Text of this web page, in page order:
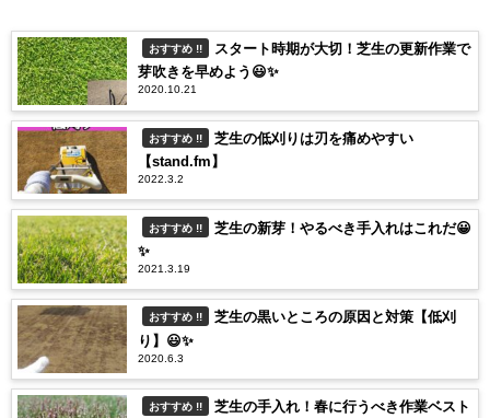
おすすめ !!
スタート時期が大切！芝生の更新作業で
芽吹きを早めよう😃✨
2020.10.21
おすすめ !!
芝生の低刈りは刃を痛めやすい
【stand.fm】
2022.3.2
おすすめ !!
芝生の新芽！やるべき手入れはこれだ😀
✨
2021.3.19
おすすめ !!
芝生の黒いところの原因と対策【低刈
り】😃✨
2020.6.3
おすすめ !! 芝生の手入れ！春に行うべき作業ベスト